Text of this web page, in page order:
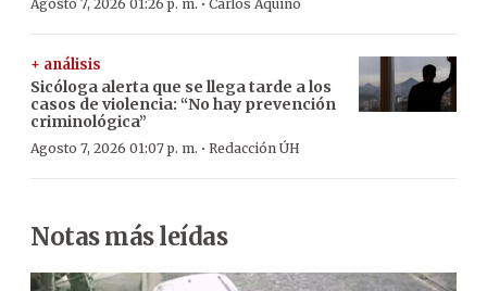
Agosto 7, 2026 01:26 p. m. Carlos Aquino
+ análisis
Sicóloga alerta que se llega tarde a los
casos de violencia: “No hay prevención
criminológica”
Agosto 7, 2026 01:07 p. m. · Redacción ÚH
Notas más leídas